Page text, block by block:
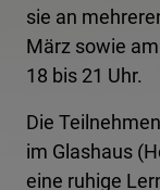
sie an
März sowie
18 bis 21 Uhr.
Die
im Glashaus
eine ruhige